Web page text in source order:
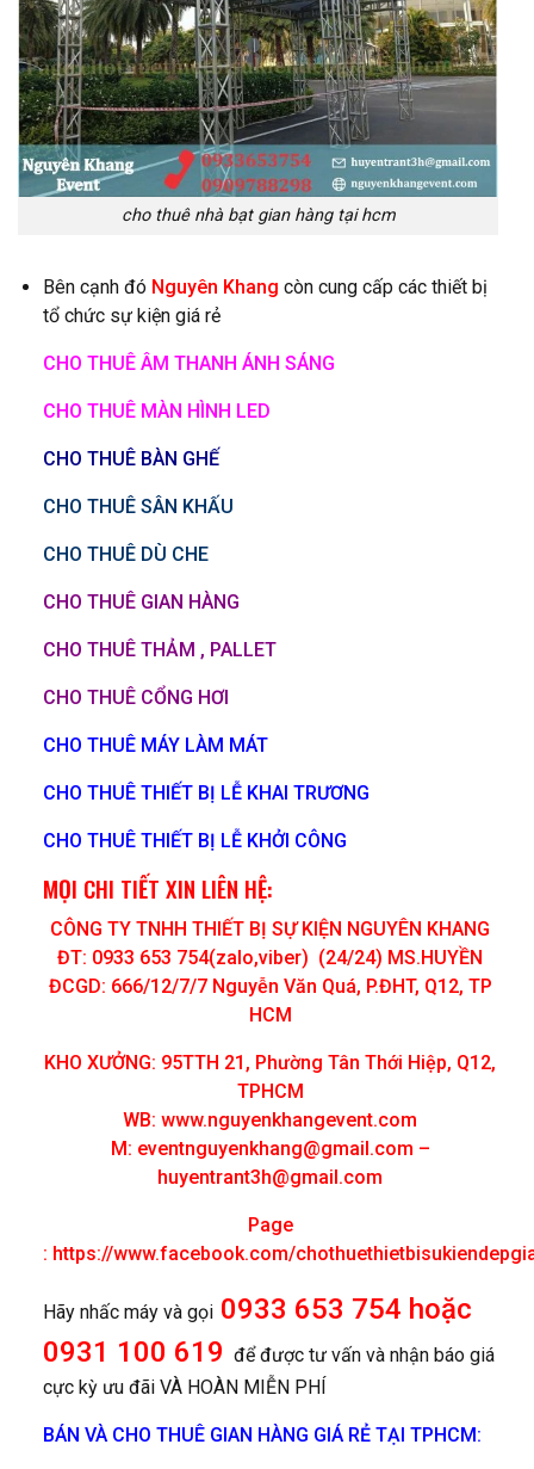
cho thuê nhà bạt gian hàng tại hcm
Bên cạnh đó Nguyên Khang còn cung cấp các thiết bị
tổ chức sự kiện giá rẻ
CHO THUÊ ÂM THANH ÁNH SÁNG
CHO THUÊ MÀN HÌNH LED
CHO THUÊ BÀN GHẾ
CHO THUÊ SÂN KHẤU
CHO THUÊ DÙ CHE
CHO THUÊ GIAN HÀNG
CHO THUÊ THẢM , PALLET
CHO THUÊ CỔNG HƠI
CHO THUÊ MÁY LÀM MÁT
CHO THUÊ THIẾT BỊ LỄ KHAI TRƯƠNG
CHO THUÊ THIẾT BỊ LỄ KHỞI CÔNG
MỌI CHI TIẾT XIN LIÊN HỆ:
CÔNG TY TNHH THIẾT BỊ SỰ KIỆN NGUYÊN KHANG
ĐT: 0933 653 754(zalo,viber) (24/24) MS.HUYỀN
ĐCGD: 666/12/7/7 Nguyễn Văn Quá, P.ĐHT, Q12, TP
HCM
KHO XƯỞNG: 95TTH 21, Phường Tân Thới Hiệp, Q12,
TPHCM
WB: www.nguyenkhangevent.com
M: eventnguyenkhang@gmail.com –
huyentrant3h@gmail.com
Page
: https://www.facebook.com/
Hãy nhấc máy và gọi 0933 653 754 hoặc
0931 100 619 để được tư vấn và nhận báo giá
cực kỳ ưu đãi VÀ HOÀN MIỄN PHÍ
BÁN VÀ CHO THUÊ GIAN HÀNG GIÁ RẺ TẠI TPHCM: